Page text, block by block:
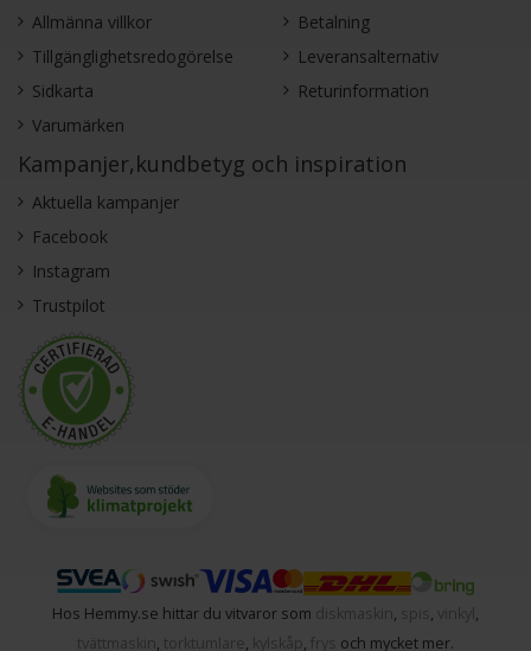
Allmänna villkor
Tillgänglighetsredogörelse
Sidkarta
Varumärken
Betalning
Leveransalternativ
Returinformation
Kampanjer,kundbetyg och inspiration
Aktuella kampanjer
Facebook
Instagram
Trustpilot
Hos Hemmy.se hittar du vitvaror som diskmaskin , spis , vinkyl ,
tvättmaskin , torktumlare , kylskåp , frys och mycket mer.